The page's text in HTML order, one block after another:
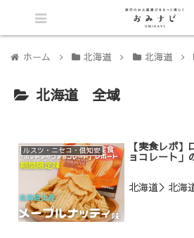
ホーム 北海道 北海道
北海道 全域
ルスツ・ニセコ・倶知安 【実食レポ
ョコレート」
北海道＞北海
シェア